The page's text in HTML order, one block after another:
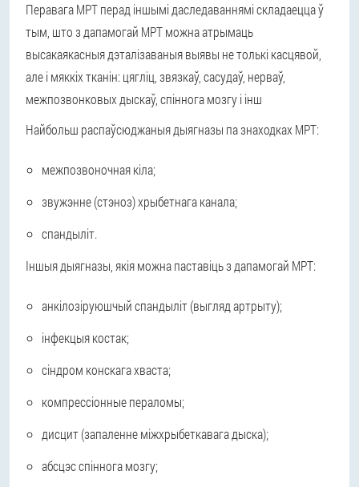
Перавага МРТ перад іншымі даследаваннямі складаецца ў
тым, што з дапамогай МРТ можна атрымаць
высакаякасныя дэталізаваныя выявы не толькі касцявой,
але і мяккіх тканін: цягліц, звязкаў, сасудаў, нерваў,
межпозвонковых дыскаў, спіннога мозгу і інш
Найбольш распаўсюджаныя дыягназы па знаходках МРТ:
межпозвоночная кіла;
звужэнне (стэноз) хрыбетнага канала;
спандыліт.
Іншыя дыягназы, якія можна паставіць з дапамогай МРТ:
анкілозіруюшчый спандыліт (выгляд артрыту);
інфекцыя костак;
сіндром конскага хваста;
компрессіонные пераломы;
дисцит (запаленне міжхрыбеткавага дыска);
абсцэс спіннога мозгу;